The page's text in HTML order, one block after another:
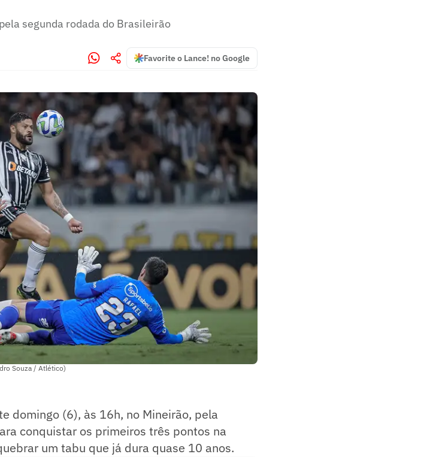
segunda rodada do Brasileirão
Favorite o Lance! no Google
Souza / Atlético)
domingo (6), às 16h, no Mineirão, pela
conquistar os primeiros três pontos na
um tabu que já dura quase 10 anos.